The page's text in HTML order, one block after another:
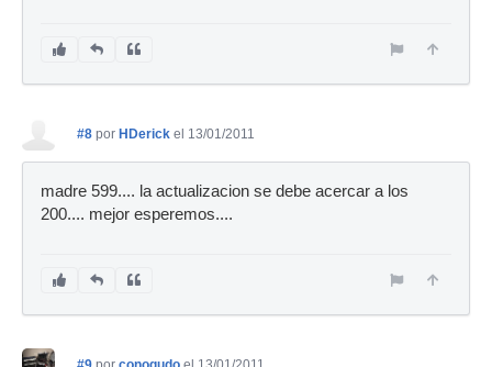
#8 por HDerick el 13/01/2011
madre 599.... la actualizacion se debe acercar a los
200.... mejor esperemos....